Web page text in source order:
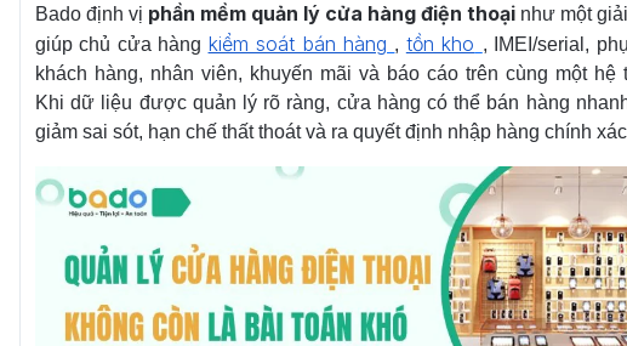
Bado định vị phần mềm quản lý cửa hàng điện thoại như một
giúp chủ cửa hàng kiểm soát bán hàng , tồn kho , IMEI/serial,
khách hàng, nhân viên, khuyến mãi và báo cáo trên cùng một hệ
Khi dữ liệu được quản lý rõ ràng, cửa hàng có thể bán hàng
giảm sai sót, hạn chế thất thoát và ra quyết định nhập hàng chính